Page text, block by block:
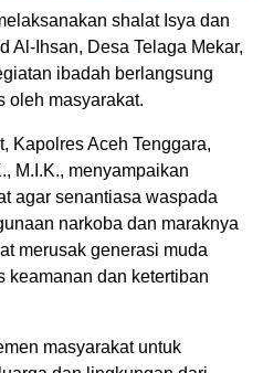
shalat Isya dan
Al-Ihsan, Desa Telaga Mekar,
ibadah berlangsung
oleh masyarakat.
Kapolres Aceh Tenggara,
M.I.K., menyampaikan
agar senantiasa waspada
narkoba dan maraknya
merusak generasi muda
keamanan dan ketertiban
masyarakat untuk